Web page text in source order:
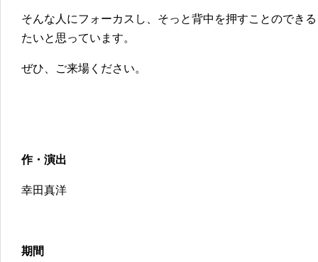
そんな人にフォーカスし、そっと背中を押すことのでき
たいと思っています。
ぜひ、ご来場ください。
作・演出
幸田真洋
期間